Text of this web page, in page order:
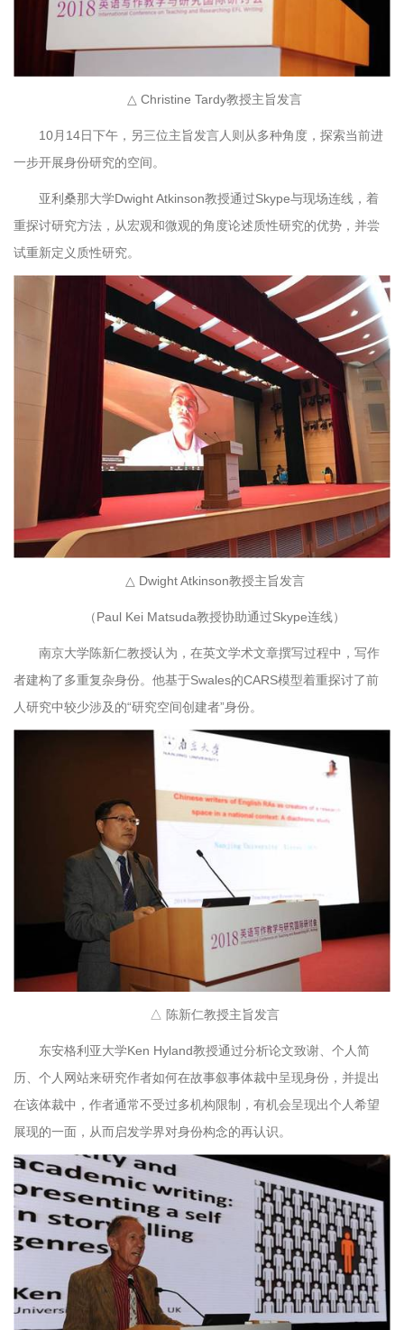
△ Christine Tardy教授主旨发言
10月14日下午，另三位主旨发言人则从多种角度，探索当前进
一步开展身份研究的空间。
亚利桑那大学Dwight Atkinson教授通过Skype与现场连线，着
重探讨研究方法，从宏观和微观的角度论述质性研究的优势，并尝
试重新定义质性研究。
△ Dwight Atkinson教授主旨发言
（Paul Kei Matsuda教授协助通过Skype连线）
南京大学陈新仁教授认为，在英文学术文章撰写过程中，写作
者建构了多重复杂身份。他基于Swales的CARS模型着重探讨了前
人研究中较少涉及的“研究空间创建者”身份。
△ 陈新仁教授主旨发言
东安格利亚大学Ken Hyland教授通过分析论文致谢、个人简
历、个人网站来研究作者如何在故事叙事体裁中呈现身份，并提出
在该体裁中，作者通常不受过多机构限制，有机会呈现出个人希望
展现的一面，从而启发学界对身份构念的再认识。